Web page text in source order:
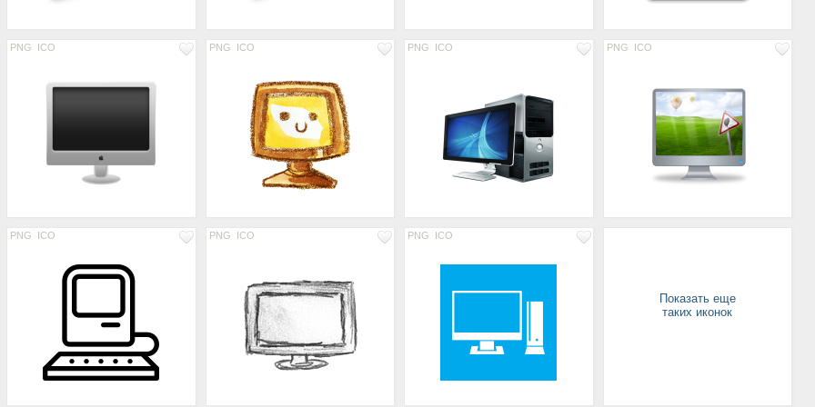
PNG ICO PNG ICO PNG ICO PNG ICO
PNG ICO PNG ICO PNG ICO
Показать еще
таких иконок